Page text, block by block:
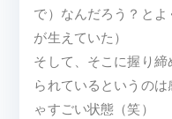
で）なんだろう？と
が生えていた）
そして、そこに握り
られているというの
ゃすごい状態（笑）